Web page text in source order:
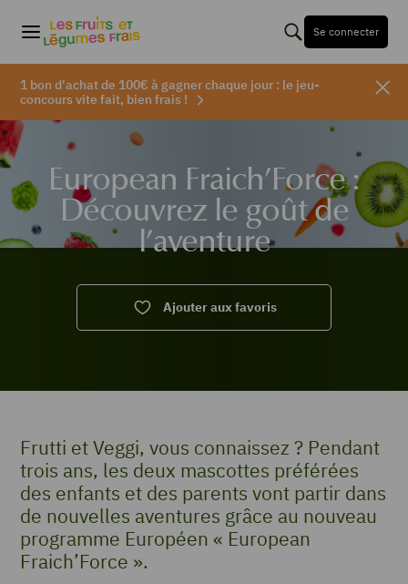
Se connecter
1 bon d'achat de 100€ à gagner chaque jour : le jeu-
concours vite fait, bien frais !
European Fraich’Force :
Découvrez le goût de
l’aventure
Ajouter aux favoris
Frutti et Veggi, vous connaissez ? Pendant
trois ans, les deux mascottes préférées
des enfants et des parents vont partir dans
de nouvelles aventures grâce au nouveau
programme Européen « European
Fraich’Force ».